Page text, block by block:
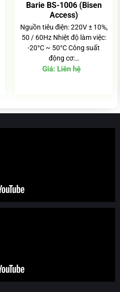
Barie BS-1006 (Bisen
Access)
Nguồn tiêu điện: 220V ± 10%,
50 / 60Hz Nhiệt độ làm việc:
-20°C ~ 50°C Công suất
động cơ:…
Giá: Liên hệ